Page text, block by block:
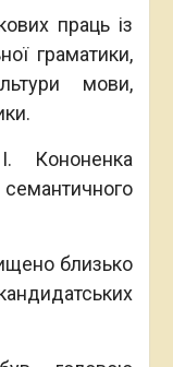
праць із
граматики,
мови,
близько